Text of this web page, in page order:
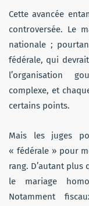
Cette avancée
controversée. Le
nationale ;
fédérale, qui
l’organisation
complexe, et
certains points.
Mais les juges
« fédérale » pour
rang. D’autant plus
le mariage
Notamment